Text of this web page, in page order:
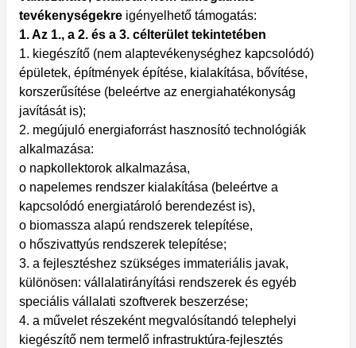
tevékenységekre igényelhető támogatás:
1. Az 1., a 2. és a 3. célterület tekintetében
1. kiegészítő (nem alaptevékenységhez kapcsolódó)
épületek, építmények építése, kialakítása, bővítése,
korszerűsítése (beleértve az energiahatékonyság
javítását is);
2. megújuló energiaforrást hasznosító technológiák
alkalmazása:
o napkollektorok alkalmazása,
o napelemes rendszer kialakítása (beleértve a
kapcsolódó energiatároló berendezést is),
o biomassza alapú rendszerek telepítése,
o hőszivattyús rendszerek telepítése;
3. a fejlesztéshez szükséges immateriális javak,
különösen: vállalatirányítási rendszerek és egyéb
speciális vállalati szoftverek beszerzése;
4. a művelet részeként megvalósítandó telephelyi
kiegészítő nem termelő infrastruktúra-fejlesztés